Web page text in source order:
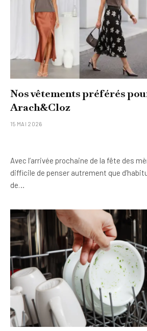
Nos vêtements préférés
Arach&Cloz
15 MAI 2026
Avec l’arrivée prochaine de la fête des
difficile de penser autrement que
de…